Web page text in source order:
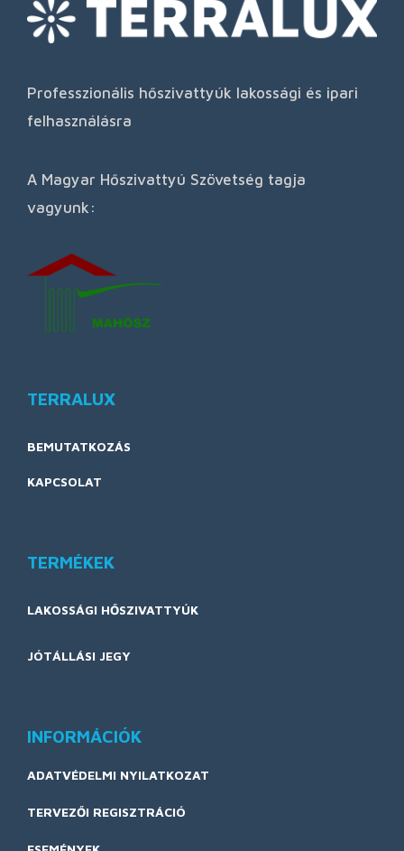
Professzionális hőszivattyúk lakossági és ipari
felhasználásra
A Magyar Hőszivattyú Szövetség tagja
vagyunk:
TERRALUX
BEMUTATKOZÁS
KAPCSOLAT
TERMÉKEK
LAKOSSÁGI HŐSZIVATTYÚK
JÓTÁLLÁSI JEGY
INFORMÁCIÓK
ADATVÉDELMI NYILATKOZAT
TERVEZŐI REGISZTRÁCIÓ